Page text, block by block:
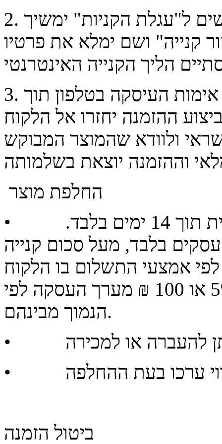
2. לאחר הוספת המוצרים המבוקשים ל"עגלת הקניות" ימשיך
קנייה" ושם ימלא את פרטיו
3. השלמת הליך המכירה יבוצע לאחר אימות העיסקה בטלפון תוך
ההזמנה יחזרו אל הלקוח
ולוודא שהמוצר המבוקש
החלפת מוצר
• החלפת מוצר באמצעות חשבונית תוך 14 ימים בלבד.
עסקים בלבד, מעל סכום קנייה
לפי אמצעי התשלום בו הלקוח
שילם. בגין ביטול עסקה ינוכו 5% או 100 ₪ מערך העסקה לפי
הנמוך מבינהם.
ביטול הזמנה